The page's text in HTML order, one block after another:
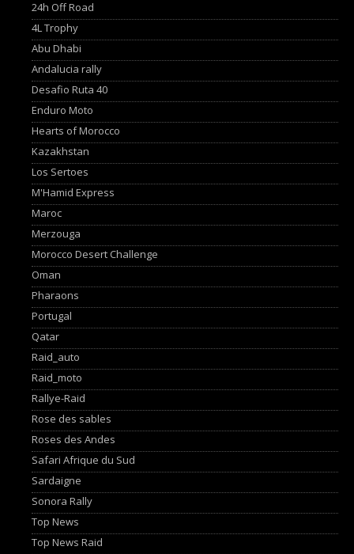
24h Off Road
4L Trophy
Abu Dhabi
Andalucia rally
Desafio Ruta 40
Enduro Moto
Hearts of Morocco
Kazakhstan
Los Sertoes
M'Hamid Express
Maroc
Merzouga
Morocco Desert Challenge
Oman
Pharaons
Portugal
Qatar
Raid_auto
Raid_moto
Rallye-Raid
Rose des sables
Roses des Andes
Safari Afrique du Sud
Sardaigne
Sonora Rally
Top News
Top News Raid